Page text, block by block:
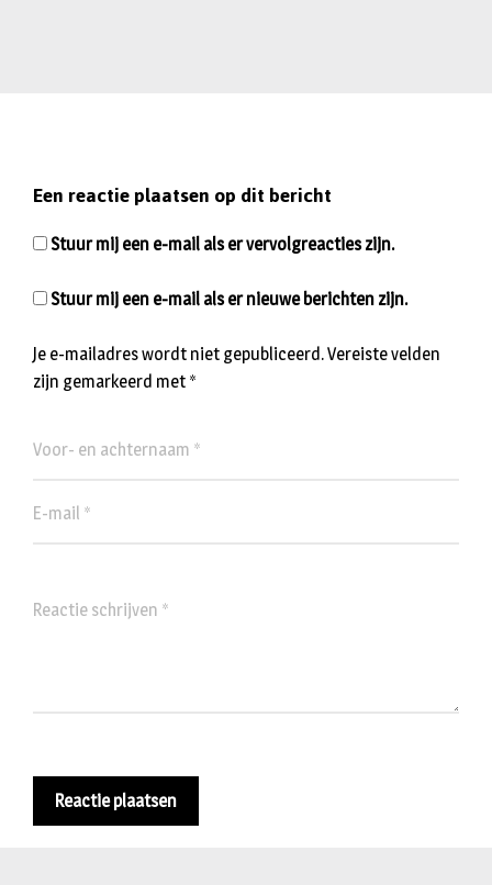
Een reactie plaatsen op dit bericht
Je e-mailadres wordt niet gepubliceerd.Vereiste velden
zijn gemarkeerd met *
Stuur mij een e-mail als er vervolgreacties zijn.
Stuur mij een e-mail als er nieuwe berichten zijn.